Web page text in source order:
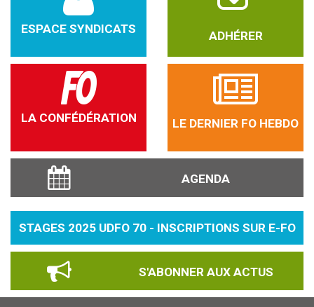
ESPACE SYNDICATS ADHÉRER
LA CONFÉDÉRATION LE DERNIER FO HEBDO
AGENDA
STAGES 2025 UDFO 70 - INSCRIPTIONS SUR E-FO
S'ABONNER AUX ACTUS